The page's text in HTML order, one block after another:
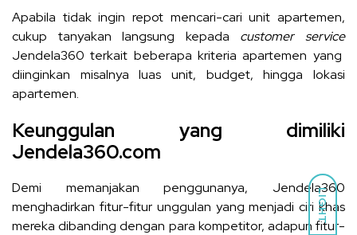
LIGHT
Apabila tidak ingin repot mencari-cari unit apartemen,
cukup tanyakan langsung kepada customer service
Jendela360 terkait beberapa kriteria apartemen yang
diinginkan misalnya luas unit, budget, hingga lokasi
apartemen.
Keunggulan yang dimiliki
Jendela360.com
Demi memanjakan penggunanya, Jendela360
menghadirkan fitur-fitur unggulan yang menjadi ciri khas
mereka dibanding dengan para kompetitor, adapun fitur-